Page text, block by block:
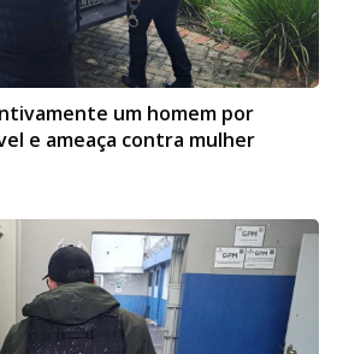
um homem por
e ameaça contra mulher